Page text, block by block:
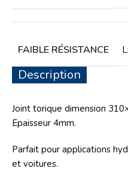
FAIBLE RÉSISTANCE
Description
Joint torique dimension
Epaisseur 4mm.
Parfait pour applications
et voitures.